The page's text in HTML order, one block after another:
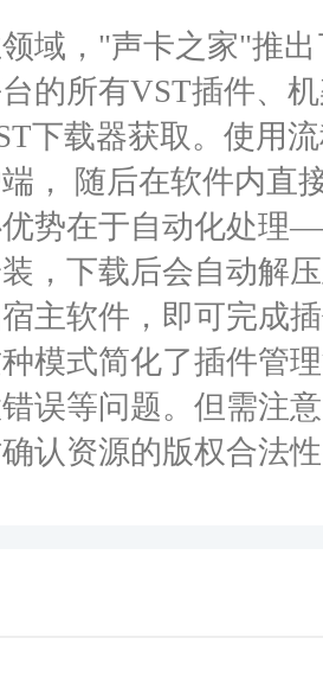
域，"声卡之家"推
的所有VST插件、
下载器获取。使用
， 随后在软件内直
势在于自动化处理
，下载后会自动解
主软件，即可完成
模式简化了插件管
误等问题。但需注
认资源的版权合法